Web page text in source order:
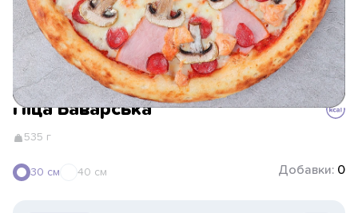
Піца Баварська
535 г
30 см 40 см Добавки: 0